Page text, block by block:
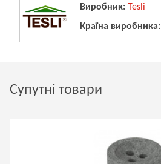
Виробник: Tesli
Країна виробника:
Супутні товари